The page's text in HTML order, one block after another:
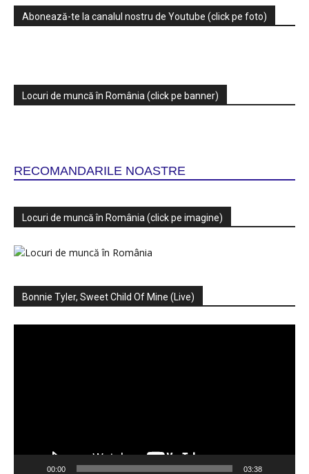
Abonează-te la canalul nostru de Youtube (click pe foto)
Locuri de muncă în România (click pe banner)
RECOMANDARILE NOASTRE
Locuri de muncă în România (click pe imagine)
Bonnie Tyler, Sweet Child Of Mine (Live)
00:00 03:38